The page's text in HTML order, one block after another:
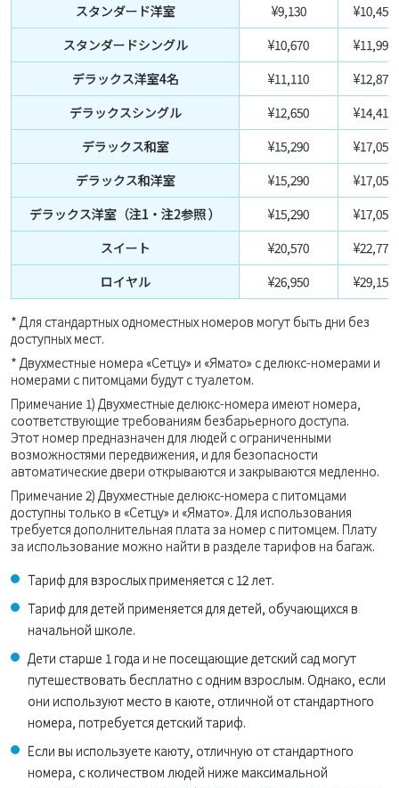
スタンダード洋室
¥9,130
¥10,450
スタンダードシングル
¥10,670
¥11,990
デラックス洋室4名
¥11,110
¥12,870
デラックスシングル
¥12,650
¥14,410
デラックス和室
¥15,290
¥17,050
デラックス和洋室
¥15,290
¥17,050
デラックス洋室（注1・注2参照 ）
¥15,290
¥17,050
スイート
¥20,570
¥22,770
ロイヤル
¥26,950 ¥29,150
* Для стандартных одноместных номеров могут быть дни без
доступных мест.
* Двухместные номера «Сетцу» и «Ямато» с делюкс-номерами и
номерами с питомцами будут с туалетом.
Примечание 1) Двухместные делюкс-номера имеют номера,
соответствующие требованиям безбарьерного доступа.
Этот номер предназначен для людей с ограниченными
возможностями передвижения, и для безопасности
автоматические двери открываются и закрываются медленно.
Примечание 2) Двухместные делюкс-номера с питомцами
доступны только в «Сетцу» и «Ямато». Для использования
требуется дополнительная плата за номер с питомцем. Плату
за использование можно найти в разделе тарифов на багаж.
Тариф для взрослых применяется с 12 лет.
Тариф для детей применяется для детей, обучающихся в
начальной школе.
Дети старше 1 года и не посещающие детский сад могут
путешествовать бесплатно с одним взрослым. Однако, если
они используют место в каюте, отличной от стандартного
номера, потребуется детский тариф.
Если вы используете каюту, отличную от стандартного
номера, с количеством людей ниже максимальной